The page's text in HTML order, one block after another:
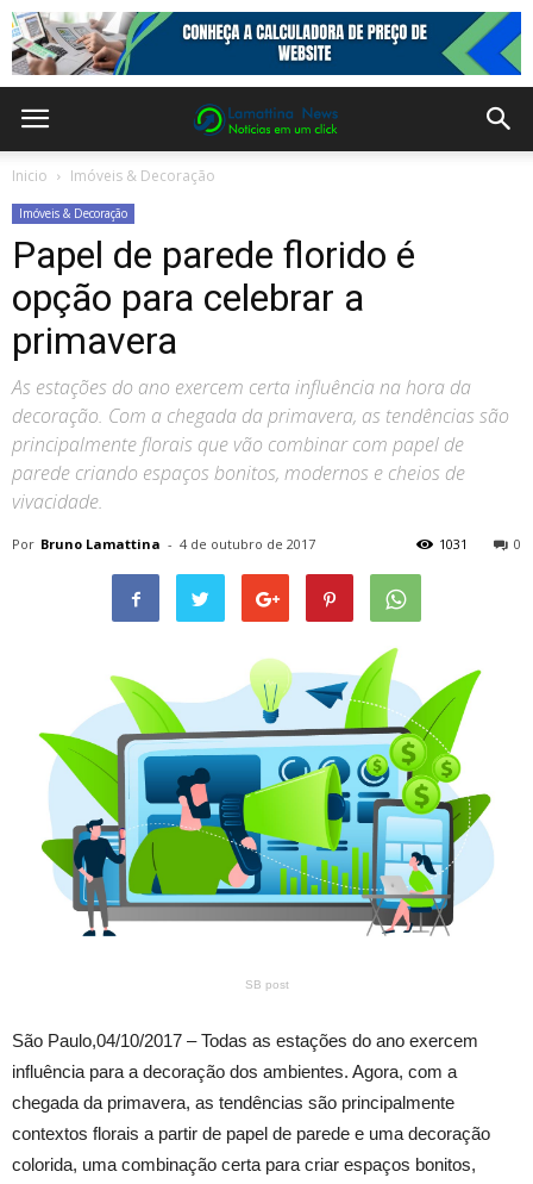
Inicio Imóveis & Decoração
Imóveis & Decoração
Papel de parede florido é
opção para celebrar a
primavera
As estações do ano exercem certa influência na hora da
decoração. Com a chegada da primavera, as tendências são
principalmente florais que vão combinar com papel de
parede criando espaços bonitos, modernos e cheios de
vivacidade.
Por Bruno Lamattina - 4 de outubro de 2017 0
1031
SB post
São Paulo,04/10/2017 –Todas as estações do ano exercem
influência para a decoração dos ambientes. Agora, com a
chegada da primavera, as tendências são principalmente
contextos florais a partir de papel de parede e uma decoração
colorida, uma combinação certa para criar espaços bonitos,